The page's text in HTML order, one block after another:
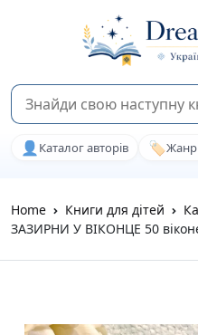
👤 Каталог авторів 🏷️
Home Книги для дітей
ЗАЗИРНИ У ВІКОНЦЕ 50